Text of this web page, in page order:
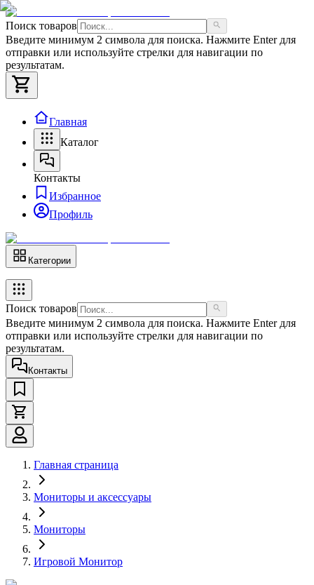
Поиск товаров
Введите минимум 2 символа для поиска. Нажмите Enter для
отправки или используйте стрелки для навигации по
результатам.
Главная
Каталог
Контакты
Избранное
Профиль
Категории
Поиск товаров
Введите минимум 2 символа для поиска. Нажмите Enter для
отправки или используйте стрелки для навигации по
результатам.
Контакты
Главная страница
Мониторы и аксессуары
Мониторы
Игровой Монитор